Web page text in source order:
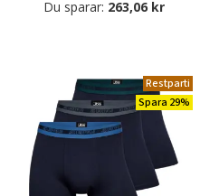
Du sparar: 263,06 kr
Restparti
Spara 29%